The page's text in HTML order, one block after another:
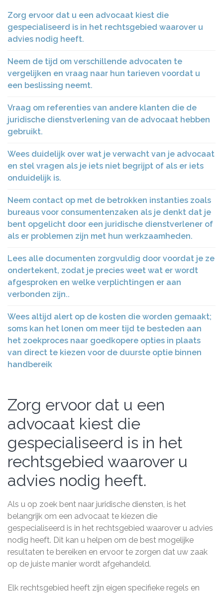
Zorg ervoor dat u een advocaat kiest die
gespecialiseerd is in het rechtsgebied waarover u
advies nodig heeft.
Neem de tijd om verschillende advocaten te
vergelijken en vraag naar hun tarieven voordat u
een beslissing neemt.
Vraag om referenties van andere klanten die de
juridische dienstverlening van de advocaat hebben
gebruikt.
Wees duidelijk over wat je verwacht van je advocaat
en stel vragen als je iets niet begrijpt of als er iets
onduidelijk is.
Neem contact op met de betrokken instanties zoals
bureaus voor consumentenzaken als je denkt dat je
bent opgelicht door een juridische dienstverlener of
als er problemen zijn met hun werkzaamheden.
Lees alle documenten zorgvuldig door voordat je ze
ondertekent, zodat je precies weet wat er wordt
afgesproken en welke verplichtingen er aan
verbonden zijn..
Wees altijd alert op de kosten die worden gemaakt;
soms kan het lonen om meer tijd te besteden aan
het zoekproces naar goedkopere opties in plaats
van direct te kiezen voor de duurste optie binnen
handbereik
Zorg ervoor dat u een
advocaat kiest die
gespecialiseerd is in het
rechtsgebied waarover u
advies nodig heeft.
Als u op zoek bent naar juridische diensten, is het
belangrijk om een advocaat te kiezen die
gespecialiseerd is in het rechtsgebied waarover u advies
nodig heeft. Dit kan u helpen om de best mogelijke
resultaten te bereiken en ervoor te zorgen dat uw zaak
op de juiste manier wordt afgehandeld.
Elk rechtsgebied heeft zijn eigen specifieke regels en